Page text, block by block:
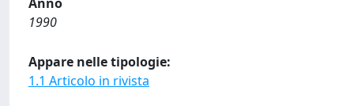
1990
Appare nelle tipologie:
1.1 Articolo in rivista